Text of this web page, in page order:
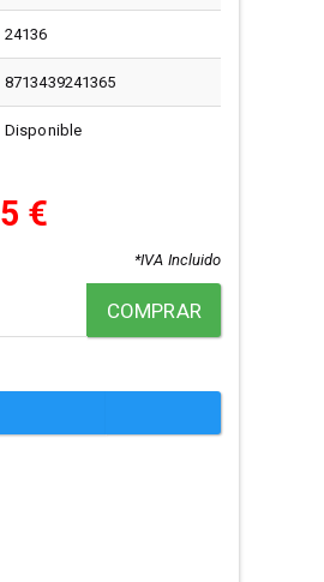
24136
8713439241365
Disponible
€
*IVA Incluido
COMPRAR